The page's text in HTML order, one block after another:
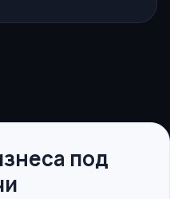
под